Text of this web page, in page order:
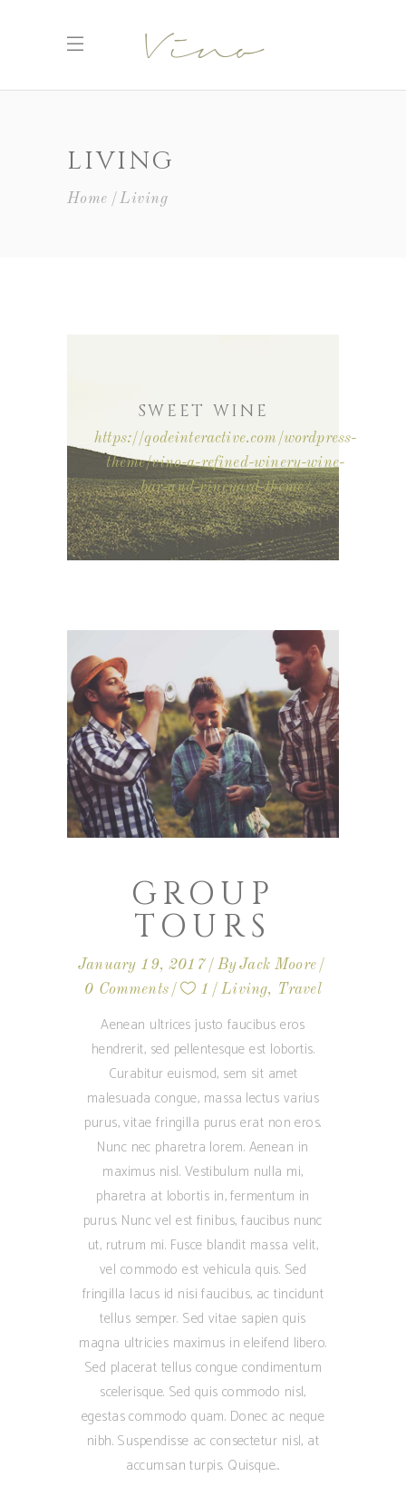
LIVING
Home Living
SWEET WINE
https://qodeinteractive.com/wordpress-
theme/vino-a-refined-winery-wine-
bar-and-vineyard-theme/
GROUP
TOURS
January 19, 2017 ByJack Moore
0 Comments
1 Living, Travel
Aenean ultrices justo faucibus eros
hendrerit, sed pellentesque est lobortis.
Curabitur euismod, sem sit amet
malesuada congue, massa lectus varius
purus, vitae fringilla purus erat non eros.
Nunc nec pharetra lorem. Aenean in
maximus nisl. Vestibulum nulla mi,
pharetra at lobortis in, fermentum in
purus. Nunc vel est finibus, faucibus nunc
ut, rutrum mi. Fusce blandit massa velit,
vel commodo est vehicula quis. Sed
fringilla lacus id nisi faucibus, ac tincidunt
tellus semper. Sed vitae sapien quis
magna ultricies maximus in eleifend libero.
Sed placerat tellus congue condimentum
scelerisque. Sed quis commodo nisl,
egestas commodo quam. Donec ac neque
nibh. Suspendisse ac consectetur nisl, at
accumsan turpis. Quisque